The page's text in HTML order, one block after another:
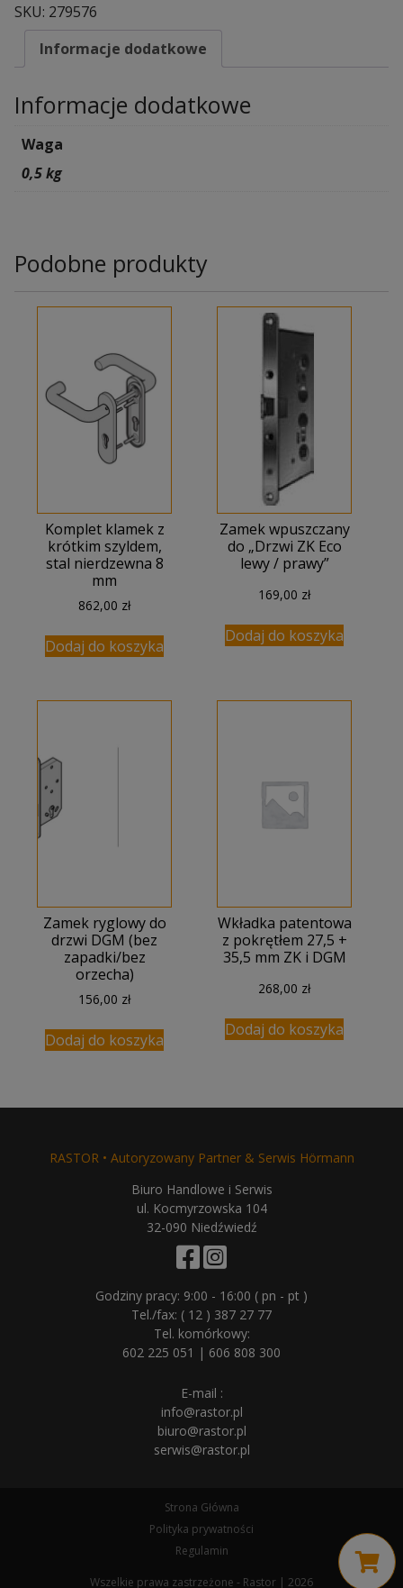
SKU: 279576
Informacje dodatkowe
Informacje dodatkowe
Waga
0,5 kg
Podobne produkty
Komplet klamek z
krótkim szyldem,
stal nierdzewna 8
mm
862,00 zł
Dodaj do koszyka
Zamek wpuszczany
do „Drzwi ZK Eco
lewy / prawy”
169,00 zł
Dodaj do koszyka
Zamek ryglowy do
drzwi DGM (bez
zapadki/bez
orzecha)
156,00 zł
Dodaj do koszyka
Wkładka patentowa
z pokrętłem 27,5 +
35,5 mm ZK i DGM
268,00 zł
Dodaj do koszyka
RASTOR • Autoryzowany Partner & Serwis Hörmann
Biuro Handlowe i Serwis
ul. Kocmyrzowska 104
32-090 Niedźwiedź
Godziny pracy: 9:00 - 16:00 ( pn - pt )
Tel./fax: ( 12 ) 387 27 77
Tel. komórkowy:
602 225 051 | 606 808 300
E-mail :
info@rastor.pl
biuro@rastor.pl
serwis@rastor.pl
Strona Główna
Polityka prywatności
Regulamin
Wszelkie prawa zastrzeżone - Rastor | 2026